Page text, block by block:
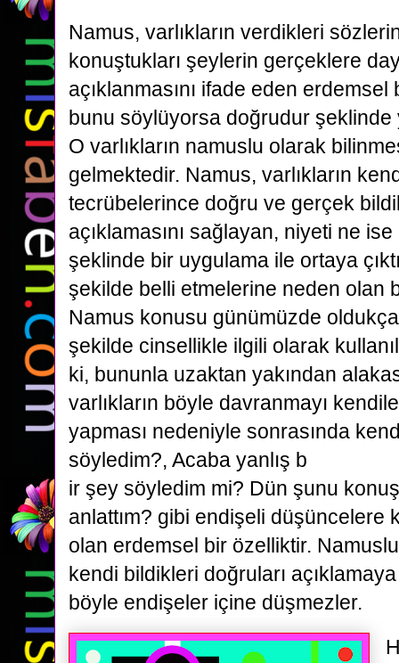
Namus, varlıkların verdikleri
konuştukları şeylerin gerçeklere
açıklanmasını ifade eden erdemsel
bunu söylüyorsa doğrudur şeklinde
O varlıkların namuslu olarak
gelmektedir. Namus, varlıkların
tecrübelerince doğru ve gerçek
açıklamasını sağlayan, niyeti ne
şeklinde bir uygulama ile ortaya
şekilde belli etmelerine neden olan
Namus konusu günümüzde oldukça
şekilde cinsellikle ilgili olarak
ki, bununla uzaktan yakından
varlıkların böyle davranmayı
yapması nedeniyle sonrasında
söyledim?, Acaba yanlış b
ir şey söyledim mi? Dün şunu
anlattım? gibi endişeli düşüncelere
olan erdemsel bir özelliktir.
kendi bildikleri doğruları
böyle endişeler içine düşmezler.